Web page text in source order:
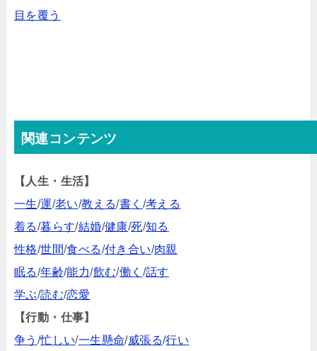
目を覆う
関連コンテンツ
【人生・生活】
一生/運/老い/教える/書く /考える
着る/暮らす/結婚/健康/死/知る
性格/世間/食べる/付き合い/肉親
眠る/年齢/能力/飲む/働く /話す
学ぶ/読む/恋愛
【行動・仕事】
争う /忙しい/一生懸命/威張る/行い